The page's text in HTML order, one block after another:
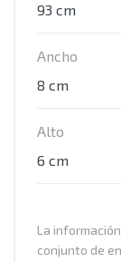
93 cm
Ancho
8 cm
Alto
6 cm
La
conjunto de